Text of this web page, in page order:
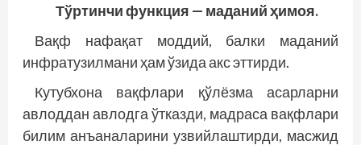
Тўртинчи функция — маданий ҳимоя.
Вақф нафақат моддий, балки маданий
инфратузилмани ҳам ўзида акс эттирди.
Кутубхона вақфлари қўлёзма асарларни
авлоддан авлодга ўтказди, мадраса вақфлари
билим анъаналарини узвийлаштирди, масжид